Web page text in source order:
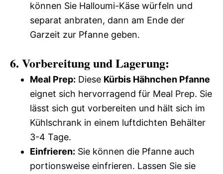
können Sie Halloumi-Käse würfeln und
separat anbraten, dann am Ende der
Garzeit zur Pfanne geben.
6. Vorbereitung und Lagerung:
Meal Prep: Diese Kürbis Hähnchen Pfanne
eignet sich hervorragend für Meal Prep. Sie
lässt sich gut vorbereiten und hält sich im
Kühlschrank in einem luftdichten Behälter
3-4 Tage.
Einfrieren: Sie können die Pfanne auch
portionsweise einfrieren. Lassen Sie sie